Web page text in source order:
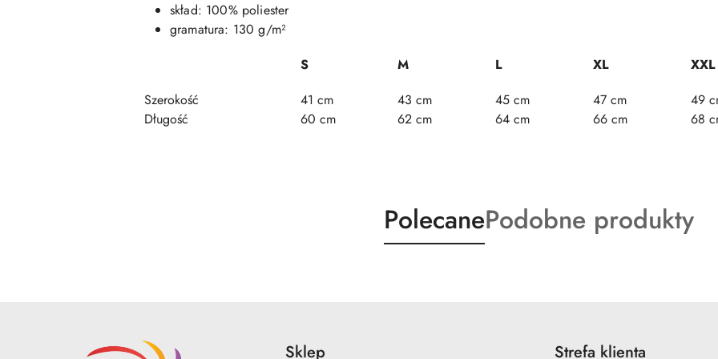
skład: 100% poliester
gramatura: 130 g/m²
S
M L XL
XXL
Szerokość
41 cm 43 cm 45 cm 47 cm
49
Długość
60 cm 62 cm 64 cm 66 cm 68
Produkty
o
PolecaneProdukty
o
Podobne produkty
Sklep Strefa klienta